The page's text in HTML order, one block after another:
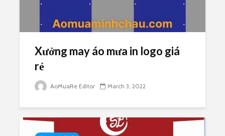
Xưởng may áo mưa in logo giá
rẻ
AoMuaRe Editor March 3, 2022